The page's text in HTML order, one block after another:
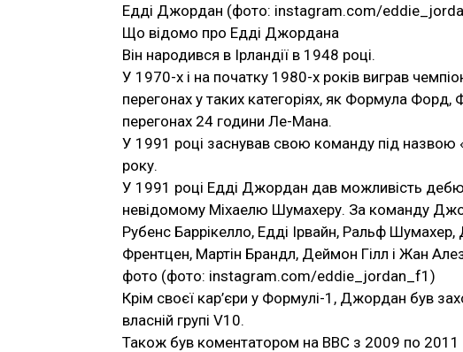
Едді Джордан (фото: instagram.com/
Що відомо про Едді Джордана
Він народився в Ірландії в 1948 році.
У 1970-х і на початку 1980-х років виграв
перегонах у таких категоріях, як Формула
перегонах 24 години Ле-Мана.
У 1991 році заснував свою команду під
року.
У 1991 році Едді Джордан дав можливість
невідомому Міхаелю Шумахеру. За команду
Рубенс Баррікелло, Едді Ірвайн, Ральф
Френтцен, Мартін Брандл, Деймон Гілл і Жан
фото (фото: instagram.com/eddie_jordan_f1)
Крім своєї кар’єри у Формулі-1, Джордан був
власній групі V10.
Також був коментатором на BBC з 2009 по 2011